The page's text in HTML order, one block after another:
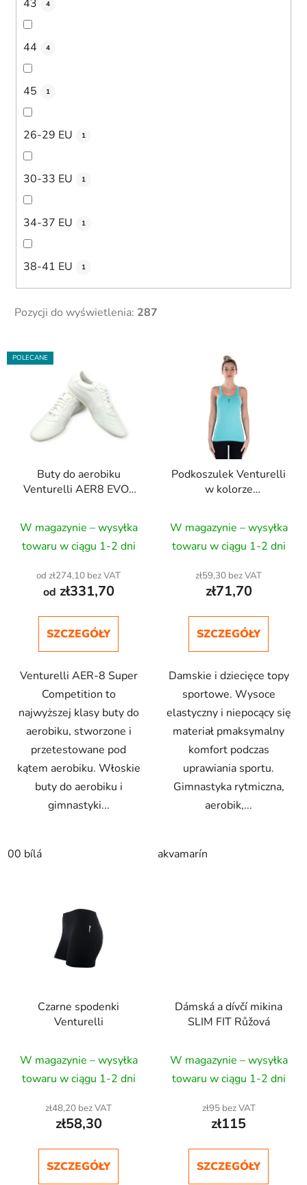
43 4
44 4
45 1
26-29 EU 1
30-33 EU 1
34-37 EU 1
38-41 EU 1
Pozycji do wyświetlenia: 287
L
i
POLECANE
Buty do aerobiku
Venturelli AER8 EVO-
W magazynie – wysyłka
towaru w ciągu 1-2 dni
od zł274,10 bez VAT
od zł331,70
SZCZEGÓŁY
Venturelli AER-8 Super
Competition to
najwyższej klasy buty do
aerobiku, stworzone i
przetestowane pod
kątem aerobiku. Włoskie
buty do aerobiku i
gimnastyki...
00 bílá
Podkoszulek Venturelli
w kolorze
W magazynie – wysyłka
towaru w ciągu 1-2 dni
zł59,30 bez VAT
zł71,70
SZCZEGÓŁY
Damskie i dziecięce topy
sportowe. Wysoce
elastyczny i niepocący się
materiał pmaksymalny
komfort podczas
uprawiania sportu.
Gimnastyka rytmiczna,
aerobik,...
akvamarín
Czarne spodenki
Venturelli
W magazynie – wysyłka
towaru w ciągu 1-2 dni
zł48,20 bez VAT
zł58,30
SZCZEGÓŁY
Dámská a dívčí mikina
SLIM FIT Růžová
W magazynie – wysyłka
towaru w ciągu 1-2 dni
zł95 bez VAT
zł115
SZCZEGÓŁY